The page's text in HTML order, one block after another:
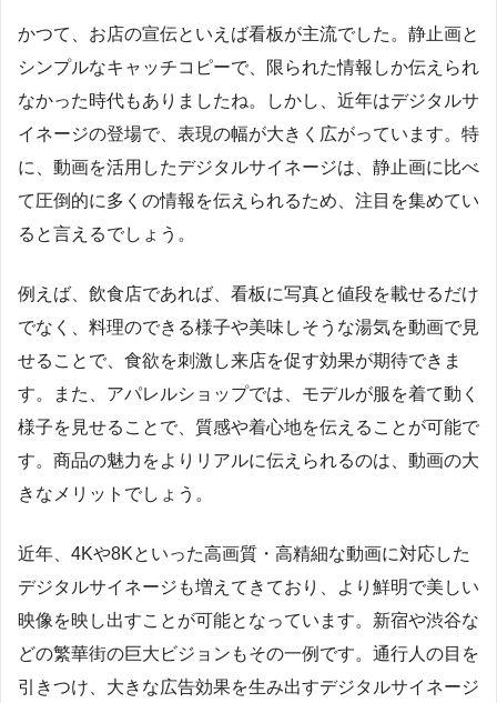
かつて、お店の宣伝といえば看板が主流でした。静止画と
シンプルなキャッチコピーで、限られた情報しか伝えられ
なかった時代もありましたね。しかし、近年はデジタルサ
イネージの登場で、表現の幅が大きく広がっています。特
に、動画を活用したデジタルサイネージは、静止画に比べ
て圧倒的に多くの情報を伝えられるため、注目を集めてい
ると言えるでしょう。
例えば、飲食店であれば、看板に写真と値段を載せるだけ
でなく、料理のできる様子や美味しそうな湯気を動画で見
せることで、食欲を刺激し来店を促す効果が期待できま
す。また、アパレルショップでは、モデルが服を着て動く
様子を見せることで、質感や着心地を伝えることが可能で
す。商品の魅力をよりリアルに伝えられるのは、動画の大
きなメリットでしょう。
近年、4Kや8Kといった高画質・高精細な動画に対応した
デジタルサイネージも増えてきており、より鮮明で美しい
映像を映し出すことが可能となっています。新宿や渋谷な
どの繁華街の巨大ビジョンもその一例です。通行人の目を
引きつけ、大きな広告効果を生み出すデジタルサイネージ